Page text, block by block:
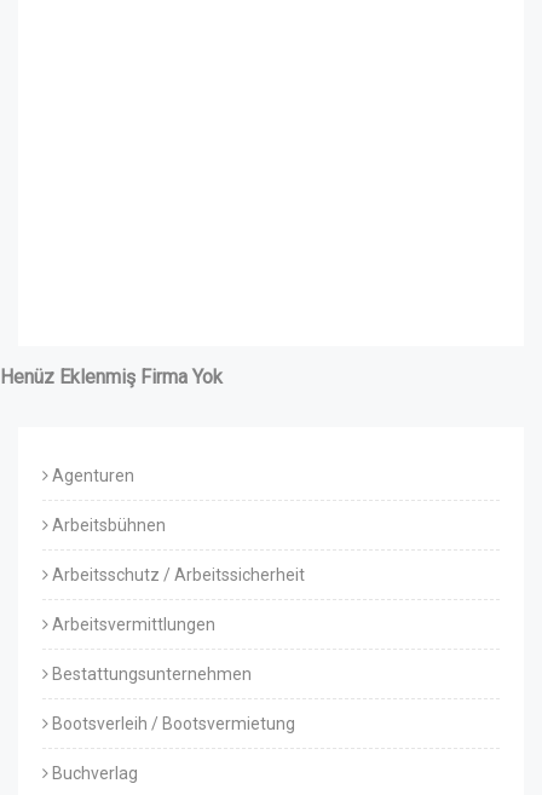
Henüz Eklenmiş Firma Yok
Agenturen
Arbeitsbühnen
Arbeitsschutz / Arbeitssicherheit
Arbeitsvermittlungen
Bestattungsunternehmen
Bootsverleih / Bootsvermietung
Buchverlag